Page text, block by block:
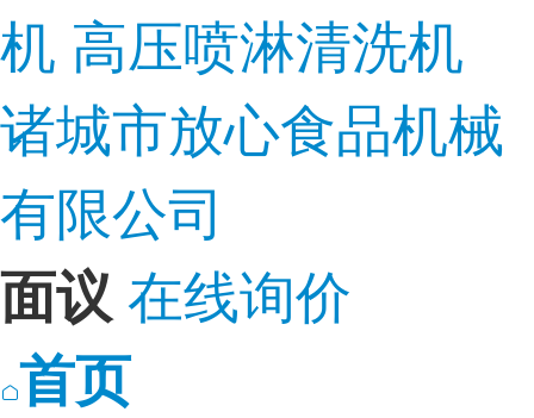
机 高压喷淋清洗机
诸城市放心食品机械
有限公司
面议 在线询价
首页